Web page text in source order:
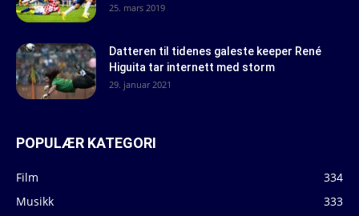
25. mars 2019
Datteren til tidenes galeste keeper René
Higuita tar internett med storm
29. januar 2021
POPULÆR KATEGORI
Film
334
Musikk
333